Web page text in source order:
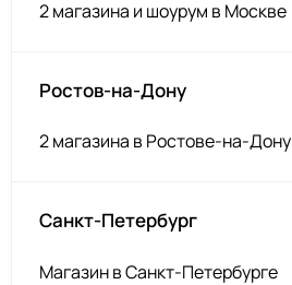
2 магазина и шоурум в Москве
Ростов-на-Дону
2 магазина в Ростове-на-Дону
Санкт-Петербург
Магазин в Санкт-Петербурге